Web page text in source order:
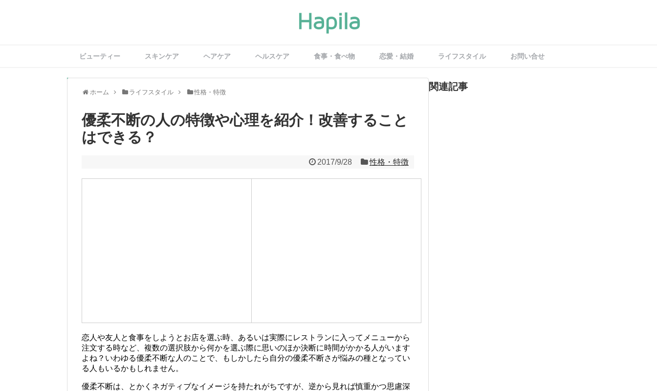
ビューティー スキンケア ヘアケア ヘルスケア 食事・食べ物 恋愛・結婚 ライフスタイル お問い合せ
ホーム ライフスタイル 性格・特徴
優柔不断の人の特徴や心理を紹介！改善すること
はできる？
2017/9/28 性格・特徴
恋人や友人と食事をしようとお店を選ぶ時、あるいは実際にレストランに入ってメニューから
注文する時など、複数の選択肢から何かを選ぶ際に思いのほか決断に時間がかかる人がいます
よね？いわゆる優柔不断な人のことで、もしかしたら自分の優柔不断さが悩みの種となってい
る人もいるかもしれません。
優柔不断は、とかくネガティブなイメージを持たれがちですが、逆から見れば慎重かつ思慮深
関連記事